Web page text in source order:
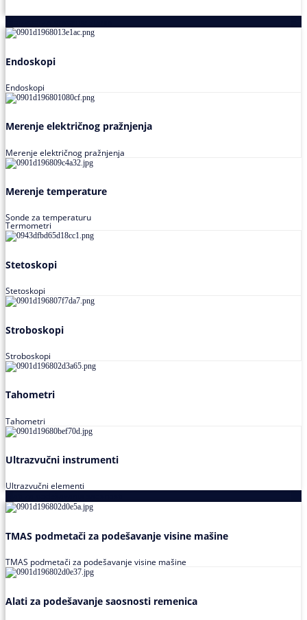
Endoskopi
Endoskopi
Merenje električnog pražnjenja
Merenje električnog pražnjenja
Merenje temperature
Sonde za temperaturu
Termometri
Stetoskopi
Stetoskopi
Stroboskopi
Stroboskopi
Tahometri
Tahometri
Ultrazvučni instrumenti
Ultrazvučni elementi
TMAS podmetači za podešavanje visine mašine
TMAS podmetači za podešavanje visine mašine
Alati za podešavanje saosnosti remenica